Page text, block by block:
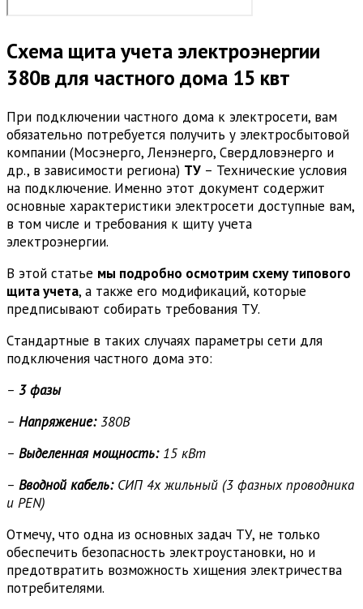
Cхема щита учета электроэнергии
380в для частного дома 15 квт
При подключении частного дома к электросети, вам
обязательно потребуется получить у электросбытовой
компании (Мосэнерго, Ленэнерго, Свердловэнерго и
др., в зависимости региона) ТУ – Технические условия
на подключение. Именно этот документ содержит
основные характеристики электросети доступные вам,
в том числе и требования к щиту учета
электроэнергии.
В этой статье мы подробно осмотрим схему типового
щита учета, а также его модификаций, которые
предписывают собирать требования ТУ.
Cтандартные в таких случаях параметры сети для
подключения частного дома это:
– 3 фазы
– Напряжение:380В
– Выделенная мощность:15 кВт
– Вводной кабель:СИП 4х жильный (3 фазных проводника
и PEN)
Отмечу, что одна из основных задач ТУ, не только
обеспечить безопасность электроустановки, но и
предотвратить возможность хищения электричества
потребителями.